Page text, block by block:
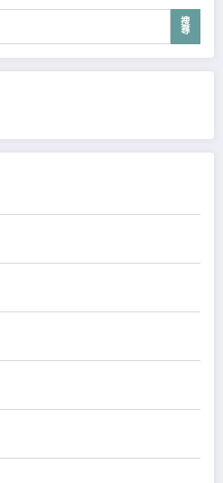
搜
尋